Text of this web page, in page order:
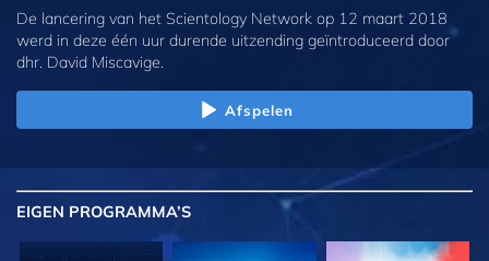
De lancering van het Scientology Network op 12 maart 2018
werd in deze één uur durende uitzending geïntroduceerd door
dhr. David Miscavige.
Afspelen
EIGEN PROGRAMMA’S